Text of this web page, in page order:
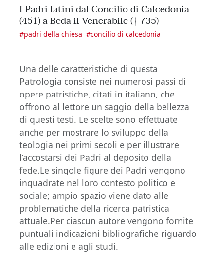
I Padri latini dal Concilio di Calcedonia
(451) a Beda il Venerabile († 735)
#padri della chiesa #concilio di calcedonia
Una delle caratteristiche di questa
Patrologia consiste nei numerosi passi di
opere patristiche, citati in italiano, che
offrono al lettore un saggio della bellezza
di questi testi. Le scelte sono effettuate
anche per mostrare lo sviluppo della
teologia nei primi secoli e per illustrare
l’accostarsi dei Padri al deposito della
fede.Le singole figure dei Padri vengono
inquadrate nel loro contesto politico e
sociale; ampio spazio viene dato alle
problematiche della ricerca patristica
attuale.Per ciascun autore vengono fornite
puntuali indicazioni bibliografiche riguardo
alle edizioni e agli studi.